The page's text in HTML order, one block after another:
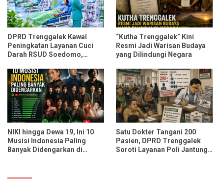
DPRD Trenggalek Kawal
Peningkatan Layanan Cuci
Darah RSUD Soedomo,
Pasien Sekali Pelayanan
“Kutha Trenggalek” Kini
Resmi Jadi Warisan Budaya
yang Dilindungi Negara
NIKI hingga Dewa 19, Ini 10
Musisi Indonesia Paling
Banyak Didengarkan di
Satu Dokter Tangani 200
Pasien, DPRD Trenggalek
Soroti Layanan Poli Jantung